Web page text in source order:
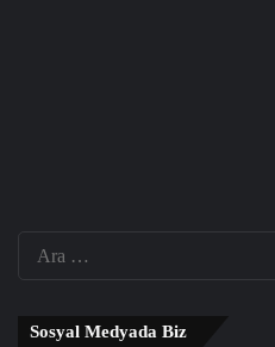
Sosyal Medyada Biz